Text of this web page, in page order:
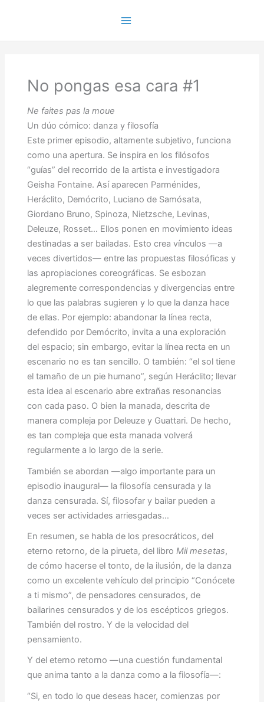
No pongas esa cara #1
Ne faites pas la moue
Un dúo cómico: danza y filosofía
Este primer episodio, altamente subjetivo, funciona
como una apertura. Se inspira en los filósofos
“guías” del recorrido de la artista e investigadora
Geisha Fontaine. Así aparecen Parménides,
Heráclito, Demócrito, Luciano de Samósata,
Giordano Bruno, Spinoza, Nietzsche, Levinas,
Deleuze, Rosset… Ellos ponen en movimiento ideas
destinadas a ser bailadas. Esto crea vínculos —a
veces divertidos— entre las propuestas filosóficas y
las apropiaciones coreográficas. Se esbozan
alegremente correspondencias y divergencias entre
lo que las palabras sugieren y lo que la danza hace
de ellas. Por ejemplo: abandonar la línea recta,
defendido por Demócrito, invita a una exploración
del espacio; sin embargo, evitar la línea recta en un
escenario no es tan sencillo. O también: “el sol tiene
el tamaño de un pie humano”, según Heráclito; llevar
esta idea al escenario abre extrañas resonancias
con cada paso. O bien la manada, descrita de
manera compleja por Deleuze y Guattari. De hecho,
es tan compleja que esta manada volverá
regularmente a lo largo de la serie.
También se abordan —algo importante para un
episodio inaugural— la filosofía censurada y la
danza censurada. Sí, filosofar y bailar pueden a
veces ser actividades arriesgadas…
En resumen, se habla de los presocráticos, del
eterno retorno, de la pirueta, del libro Mil mesetas,
de cómo hacerse el tonto, de la ilusión, de la danza
como un excelente vehículo del principio “Conócete
a ti mismo”, de pensadores censurados, de
bailarines censurados y de los escépticos griegos.
También del rostro. Y de la velocidad del
pensamiento.
Y del eterno retorno —una cuestión fundamental
que anima tanto a la danza como a la filosofía—:
“Si, en todo lo que deseas hacer, comienzas por